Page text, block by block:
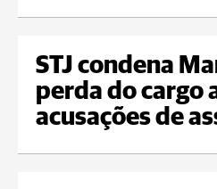
STJ condena
perda do cargo
acusações de